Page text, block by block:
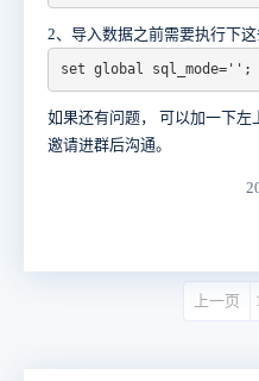
2、导入数据之前需要执行下
set global sql_mode='';
如果还有问题， 可以加一下
邀请进群后沟通。
上一页